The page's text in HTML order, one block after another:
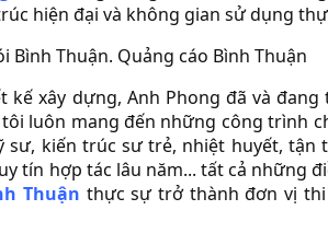
hiện đại và không gian sử dụng
xây dựng, Anh Phong đã và
luôn mang đến những công trình
kiến trúc sư trẻ, nhiệt huyết, tận
tín hợp tác lâu năm... tất cả những
Thuận thực sự trở thành đơn vị